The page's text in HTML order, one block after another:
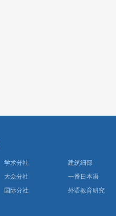
学术分社
大众分社
国际分社
建筑细部
一番日本语
外语教育研究